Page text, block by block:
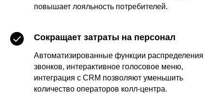
повышает лояльность потребителей.
Сокращает затраты на персонал
Автоматизированные функции распределения
звонков, интерактивное голосовое меню,
интеграция с CRM позволяют уменьшить
количество операторов колл-центра.